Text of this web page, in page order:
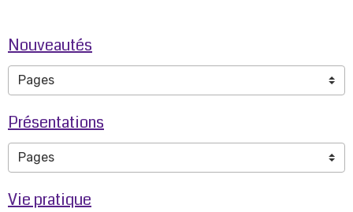
Nouveautés
Présentations
Vie pratique